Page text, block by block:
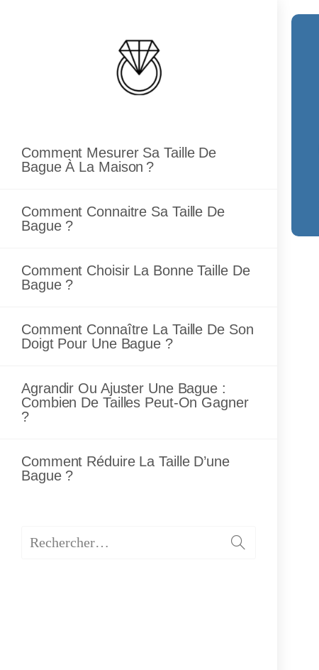
Comment Mesurer Sa Taille De
Bague À La Maison ?
Comment Connaitre Sa Taille De
Bague ?
Comment Choisir La Bonne Taille De
Bague ?
Comment Connaître La Taille De Son
Doigt Pour Une Bague ?
Agrandir Ou Ajuster Une Bague :
Combien De Tailles Peut-On Gagner
?
Comment Réduire La Taille D’une
Bague ?
Rechercher…
la